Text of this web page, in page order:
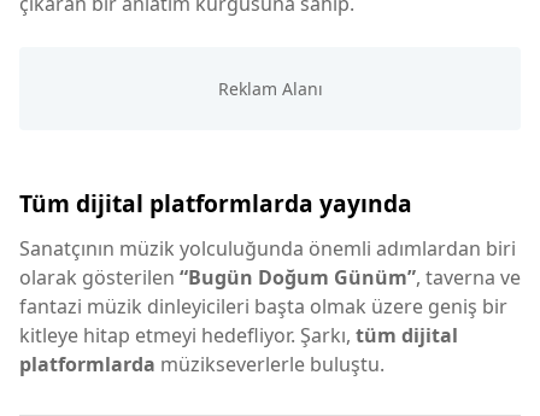
Tüm dijital platformlarda yayında
Sanatçının müzik yolculuğunda önemli adımlardan biri
olarak gösterilen “Bugün Doğum Günüm”, taverna ve
fantazi müzik dinleyicileri başta olmak üzere geniş bir
kitleye hitap etmeyi hedefliyor. Şarkı, tüm dijital
platformlarda müzikseverlerle buluştu.